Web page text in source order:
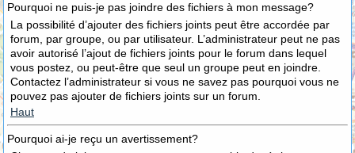
Pourquoi ne puis-je pas joindre des fichiers à mon message?
La possibilité d’ajouter des fichiers joints peut être accordée par
forum, par groupe, ou par utilisateur. L’administrateur peut ne pas
avoir autorisé l’ajout de fichiers joints pour le forum dans lequel
vous postez, ou peut-être que seul un groupe peut en joindre.
Contactez l’administrateur si vous ne savez pas pourquoi vous ne
pouvez pas ajouter de fichiers joints sur un forum.
Haut
Pourquoi ai-je reçu un avertissement?